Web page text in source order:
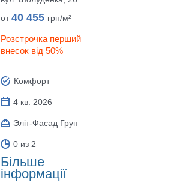
от40 455 грн/м²
Розстрочка перший
внесок від 50%
Комфорт
4 кв. 2026
Эліт-Фасад Груп
0 из 2
Більше
інформації